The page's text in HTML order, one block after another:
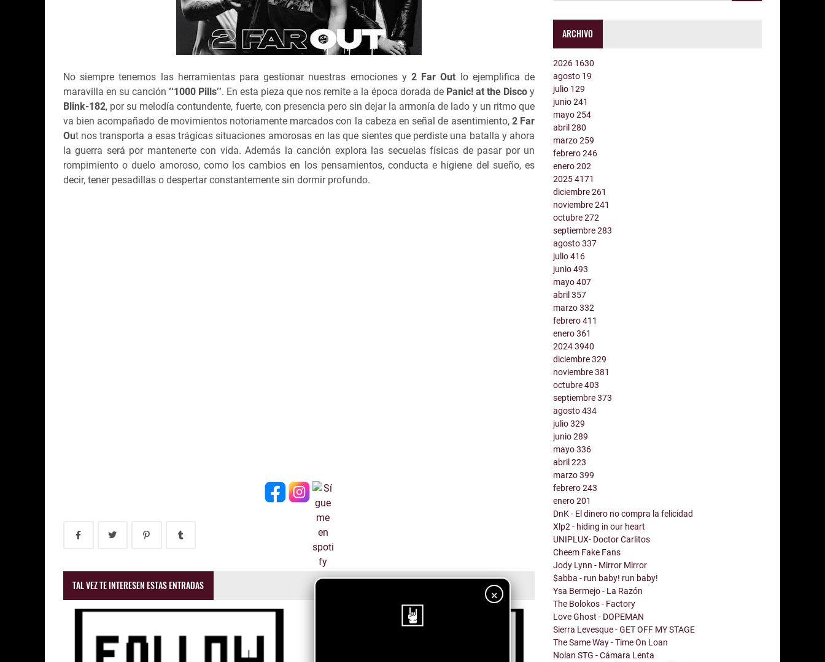
×
No siempre tenemos las herramientas para gestionar nuestras emociones y 2 Far Out lo ejemplifica de
maravilla en su canción ‘‘1000 Pills’’. En esta pieza que nos remite a la época dorada de Panic! at the Disco y
Blink-182, por su melodía contundente, fuerte, con presencia pero sin dejar la armonía de lado y un ritmo que
va bien acompañado de movimientos notoriamente marcados con la cabeza en señal de asentimiento,2 Far
Out nos transporta a esas trágicas situaciones amorosas en las que sientes que perdiste una batalla y ahora
la guerra será por mantenerte con vida. Además la canción explora las secuelas físicas de pasar por un
rompimiento o duelo amoroso, como los cambios en los pensamientos, conducta e higiene del sueño, es
decir, tener pesadillas o despertar constantemente sin dormir profundo.
TAL VEZ TE INTERESEN ESTAS ENTRADAS
ARCHIVO
2026 1630
agosto 19
julio 129
junio241
mayo254
abril280
marzo259
febrero246
enero202
20254171
diciembre261
noviembre241
octubre272
septiembre283
agosto337
julio416
junio493
mayo407
abril357
marzo332
febrero411
enero361
20243940
diciembre329
noviembre381
octubre403
septiembre373
agosto434
julio329
junio289
mayo336
abril223
marzo399
febrero243
enero201
DnK - El dinero no compra la felicidad
Xlp2 - hiding in our heart
UNIPLUX- Doctor Carlitos
Cheem Fake Fans
Jody Lynn - Mirror Mirror
$abba - run baby! run baby!
Ysa Bermejo - La Razón
The Bolokos - Factory
Love Ghost - DOPEMAN
Sierra Levesque - GET OFF MY STAGE
The Same Way - Time On Loan
Nolan STG - Cámara Lenta